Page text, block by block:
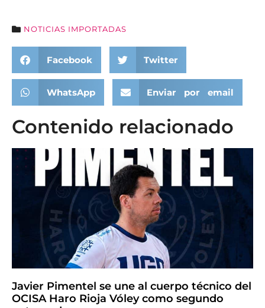
NOTICIAS IMPORTADAS
Facebook Twitter
WhatsApp Enviar por email
Contenido relacionado
Javier Pimentel se une al cuerpo técnico del
OCISA Haro Rioja Vóley como segundo